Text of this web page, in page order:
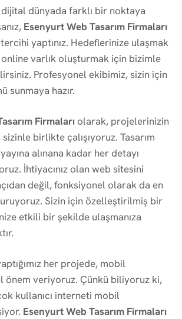
dünyada farklı bir noktaya
Esenyurt Web Tasarım Firmaları
yaptınız. Hedeflerinize ulaşmak
varlık oluşturmak için bizimle
Profesyonel ekibimiz, sizin için
sunmaya hazır.
Firmaları olarak, projelerinizin
sizinle birlikte çalışıyoruz. Tasarım
alınana kadar her detayı
İhtiyacınız olan web sitesini
değil, fonksiyonel olarak da en
Sizin için özelleştirilmiş bir
etkili bir şekilde ulaşmanıza
her projede, mobil
önem veriyoruz. Çünkü biliyoruz ki,
kullanıcı interneti mobil
Esenyurt Web Tasarım Firmaları